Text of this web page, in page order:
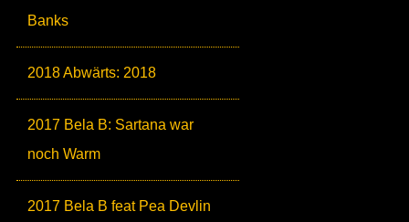
Banks
2018 Abwärts: 2018
2017 Bela B: Sartana war
noch Warm
2017 Bela B feat Pea Devlin